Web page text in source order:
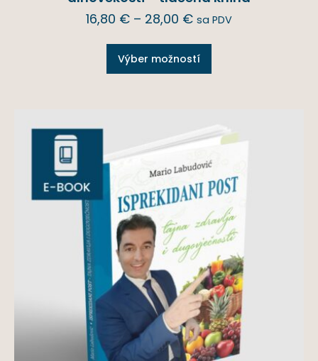
16,80 € – 28,00 € sa PDV
Výber možností